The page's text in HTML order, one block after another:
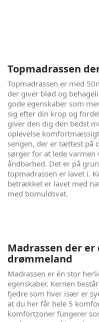
Topmadrassen
Topmadrassen er med
der giver blød og
gode egenskaber som
sig efter din krop og
giver den dig den bedst
oplevelse
sengen, der er tættest på
sørger for at lede
åndbarhed. Det er på
topmadrassen er lavet i.
betrækket er lavet med
med bomuldsvat.
Madrassen der
drømmeland
Madrassen er én stor
egenskaber. Kernen
fjedre som hver især er
at du her får hele 5
komfortzoner fungerer